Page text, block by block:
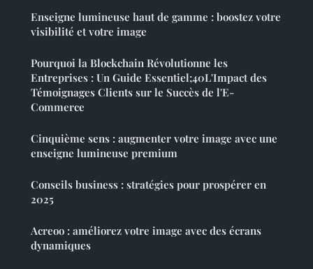
Enseigne lumineuse haut de gamme : boostez votre
visibilité et votre image
Pourquoi la Blockchain Révolutionne les
Entreprises : Un Guide Essentiel;40L'Impact des
Témoignages Clients sur le Succès de l'E-
Commerce
Cinquième sens : augmenter votre image avec une
enseigne lumineuse premium
Conseils business : stratégies pour prospérer en
2025
Acreoo : améliorez votre image avec des écrans
dynamiques